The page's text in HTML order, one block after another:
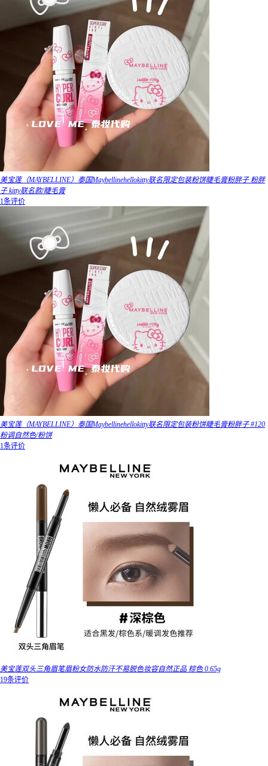
美宝莲（MAYBELLINE）泰国Maybellinehellokitty联名限定包装粉饼睫毛膏粉胖子 粉胖
子 kitty联名款/睫毛膏
1条评价
美宝莲（MAYBELLINE）泰国Maybellinehellokitty联名限定包装粉饼睫毛膏粉胖子 #120
粉调自然色/粉饼
1条评价
美宝莲双头三角眉笔眉粉女防水防汗不易脱色妆容自然正品 棕色 0.65g
19条评价